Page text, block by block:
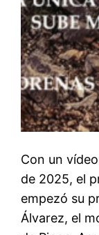
Con un
de 2025, el
empezó su
Álvarez, el